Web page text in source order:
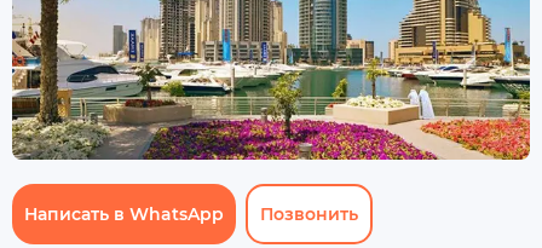
Написать в WhatsApp Позвонить